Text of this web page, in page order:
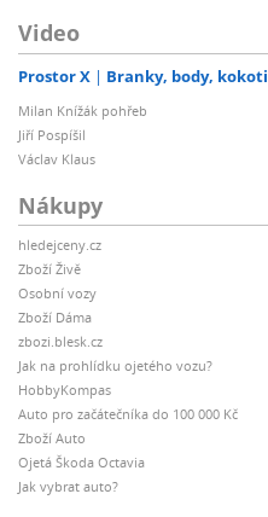
Video
Prostor X Branky, body, kokoti
Milan Knížák pohřeb
Jiří Pospíšil
Václav Klaus
Nákupy
hledejceny.cz
Zboží Živě
Osobní vozy
Zboží Dáma
zbozi.blesk.cz
Jak na prohlídku ojetého vozu?
HobbyKompas
Auto pro začátečníka do 100 000 Kč
Zboží Auto
Ojetá Škoda Octavia
Jak vybrat auto?